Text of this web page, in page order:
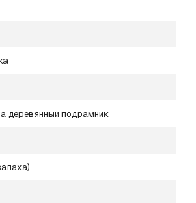
деревянный подрамник